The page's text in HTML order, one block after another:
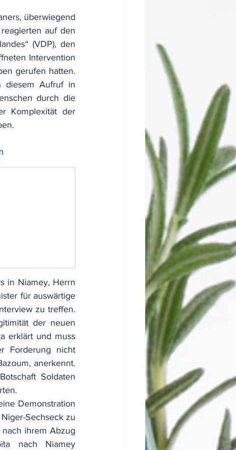
überwiegend
auf den
(VDP), den
Intervention
gerufen hatten.
diesem Aufruf in
durch die
Komplexität der
in Niamey, Herrn
für auswärtige
zu treffen.
der neuen
erklärt und muss
Forderung nicht
anerkennt.
Soldaten
Demonstration
Sechseck zu
nach ihrem Abzug
nach Niamey